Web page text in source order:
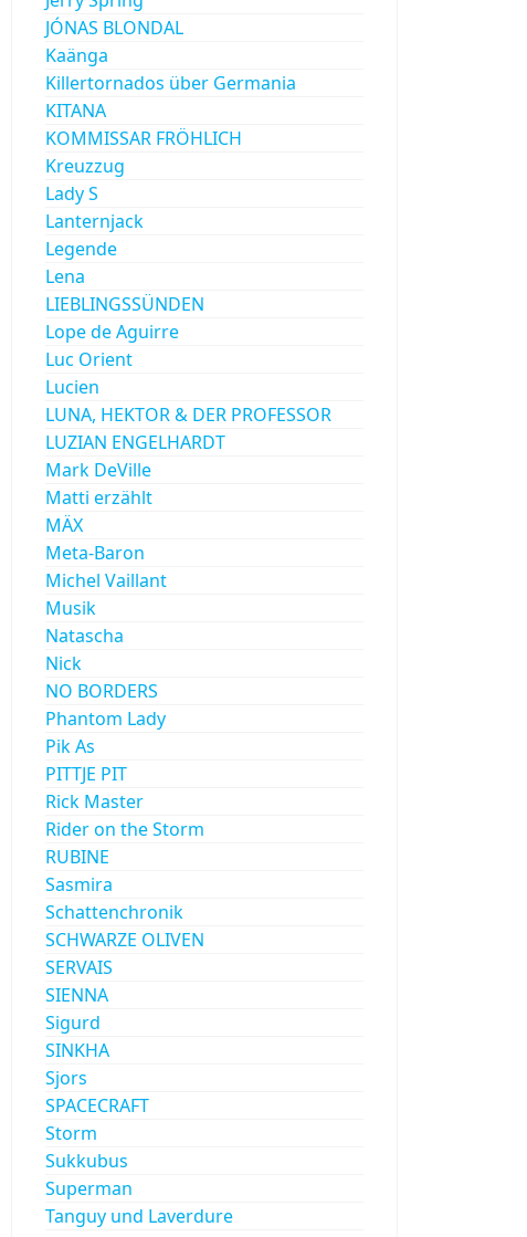
JÓNAS BLONDAL
Kaänga
Killertornados über Germania
KITANA
KOMMISSAR FRÖHLICH
Kreuzzug
Lady S
Lanternjack
Legende
Lena
LIEBLINGSSÜNDEN
Lope de Aguirre
Luc Orient
Lucien
LUNA, HEKTOR & DER PROFESSOR
LUZIAN ENGELHARDT
Mark DeVille
Matti erzählt
MÄX
Meta-Baron
Michel Vaillant
Musik
Natascha
Nick
NO BORDERS
Phantom Lady
Pik As
PITTJE PIT
Rick Master
Rider on the Storm
RUBINE
Sasmira
Schattenchronik
SCHWARZE OLIVEN
SERVAIS
SIENNA
Sigurd
SINKHA
Sjors
SPACECRAFT
Storm
Sukkubus
Superman
Tanguy und Laverdure